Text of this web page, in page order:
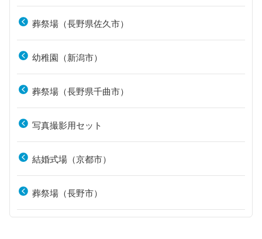
葬祭場（長野県佐久市）
幼稚園（新潟市）
葬祭場（長野県千曲市）
写真撮影用セット
結婚式場（京都市）
葬祭場（長野市）